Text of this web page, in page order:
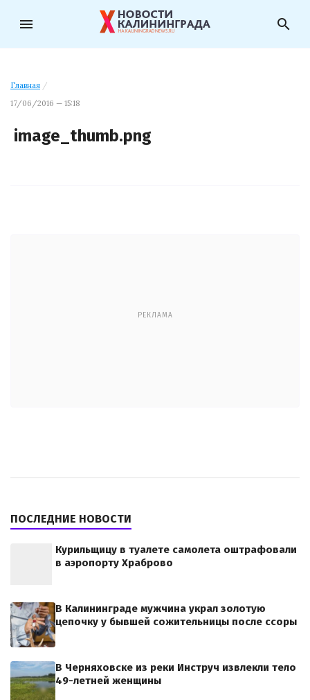
menu search
Главная /
17/06/2016 — 15:18
image_thumb.png
РЕКЛАМА
ПОСЛЕДНИЕ НОВОСТИ
Курильщицу в туалете самолета оштрафовали
в аэропорту Храброво
В Калининграде мужчина украл золотую
цепочку у бывшей сожительницы после ссоры
В Черняховске из реки Инструч извлекли тело
49-летней женщины